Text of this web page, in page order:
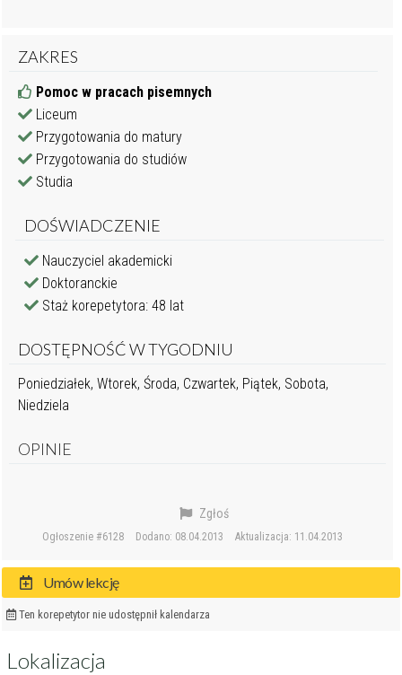
ZAKRES
Pomoc w pracach pisemnych
Liceum
Przygotowania do matury
Przygotowania do studiów
Studia
DOŚWIADCZENIE
Nauczyciel akademicki
Doktoranckie
Staż korepetytora: 48 lat
DOSTĘPNOŚĆ W TYGODNIU
Poniedziałek, Wtorek, Środa, Czwartek, Piątek, Sobota,
Niedziela
OPINIE
Ogłoszenie #6128 Dodano: 08.04.2013 Aktualizacja: 11.04.2013
Zgłoś
Umów lekcję
Ten korepetytor nie udostępnił kalendarza
Lokalizacja